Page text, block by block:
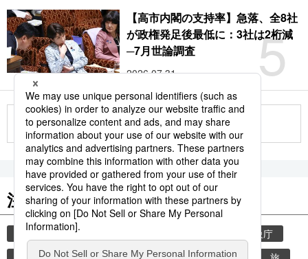
5
【高市内閣の支持率】急落、全8社
が政権発足後最低に：3社は2桁減
─7月世論調査
2026.07.31
もっと見る
注目のキーワード
共同通信ニュース
気象庁